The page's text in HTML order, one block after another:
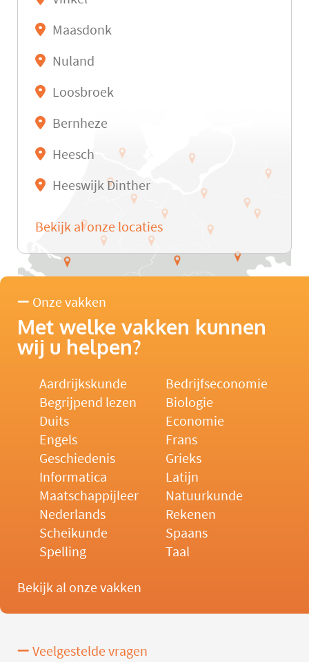
Maasdonk
Nuland
Loosbroek
Bernheze
Heesch
Heeswijk Dinther
Bekijk al onze locaties
Onze vakken
Met welke vakken kunnen
wij u helpen?
Aardrijkskunde
Bedrijfseconomie
Begrijpend lezen
Biologie
Duits
Economie
Engels
Frans
Geschiedenis
Grieks
Informatica
Latijn
Maatschappijleer
Natuurkunde
Nederlands
Rekenen
Scheikunde
Spaans
Spelling
Taal
Bekijk al onze vakken
Veelgestelde vragen